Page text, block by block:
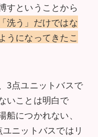
すということから
洗う」だけではな
うになってきたこ
3点ユニットバスで
いことは明白で
につかれない、
ニットバスではリ